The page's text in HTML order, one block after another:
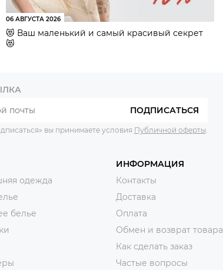
06 АВГУСТА 2026
😻 Ваш маленький и самый красивый секрет
😻
ПОДПИСАТЬСЯ
вы принимаете условия Публичной оферты
одежда
белье
ИНФОРМАЦИЯ
Контакты
Доставка
Оплата
Обмен и возврат товара
Как сделать заказ
Частые вопросы